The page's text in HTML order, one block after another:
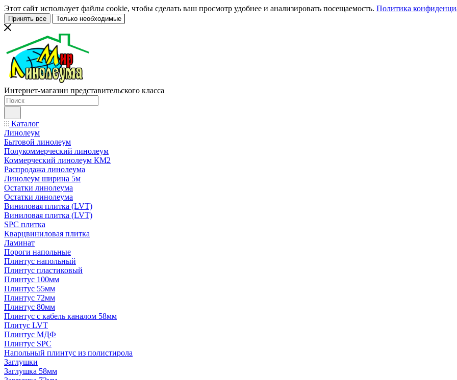
Этот сайт использует файлы cookie, чтобы сделать ваш просмотр удобнее и анализировать посещаемость. Политика
Принять все Только необходимые
Интернет-магазин представительского класса
Каталог
Линолеум
Бытовой линолеум
Полукоммерческий линолеум
Коммерческий линолеум КМ2
Распродажа линолеума
Линолеум ширина 5м
Остатки линолеума
Остатки линолеума
Виниловая плитка (LVT)
Виниловая плитка (LVT)
SPC плитка
Кварцвиниловая плитка
Ламинат
Пороги напольные
Плинтус напольный
Плинтус пластиковый
Плинтус 100мм
Плинтус 55мм
Плинтус 72мм
Плинтус 80мм
Плинтус с кабель каналом 58мм
Плитус LVT
Плинтус МДФ
Плинтус SPC
Напольный плинтус из полистирола
Заглушки
Заглушка 58мм